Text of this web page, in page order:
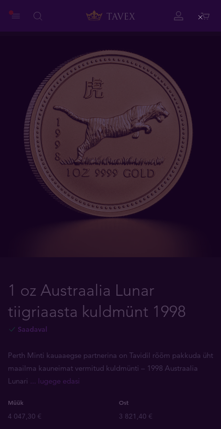
1 oz Austraalia Lunar
tiigriaasta kuldmünt 1998
Saadaval
Perth Minti kauaaegse partnerina on Tavidil rõõm pakkuda üht
maailma kauneimat vermitud kuldmünti ­– 1998 Austraalia
Lunari ... lugege edasi
Müük Ost
4 047,30 € 3 821,40 €
Close